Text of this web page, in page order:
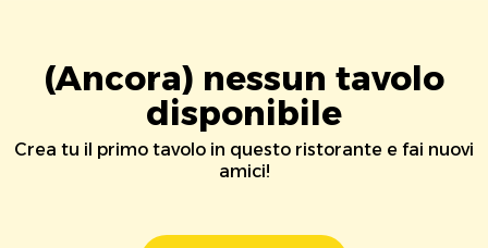
(Ancora) nessun tavolo
disponibile
Crea tu il primo tavolo in questo ristorante e fai nuovi
amici!